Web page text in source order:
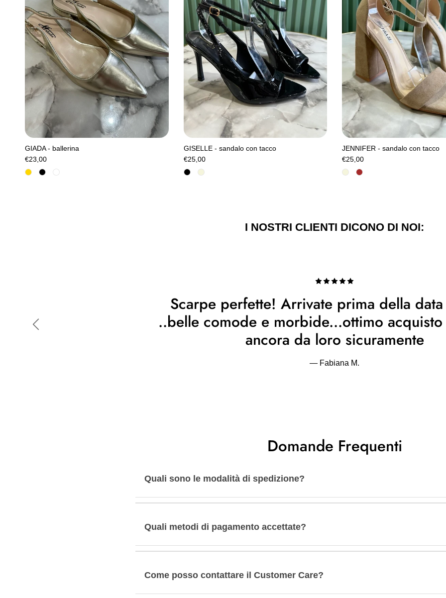
GIADA - ballerina
€23,00
GISELLE - sandalo con tacco
€25,00
JENNIFER - sandalo con tacco
€25,00
I NOSTRI CLIENTI DICONO DI NOI:
Scarpe perfette! Arrivate prima della
..belle comode e morbide...ottimo
ancora da loro sicuramente
— Fabiana M.
Indietro
Domande Frequenti
Quali sono le modalità di spedizione?
Quali metodi di pagamento accettate?
Come posso contattare il Customer Care?